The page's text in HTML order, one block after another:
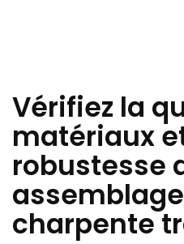
Vérifiez la
matériaux
robustesse
charpente